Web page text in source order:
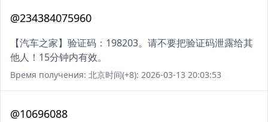
@234384075960
【汽车之家】验证码：198203。请不要把验证码泄露给其
他人！15分钟内有效。
Время получения: 北京时间(+8): 2026-03-13 20:03:53
@10696088